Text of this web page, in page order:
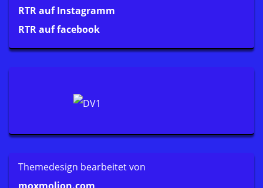
RTR auf Instagramm
RTR auf facebook
Themedesign bearbeitet von